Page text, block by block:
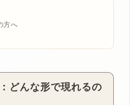
方へ
どんな形で現れるの